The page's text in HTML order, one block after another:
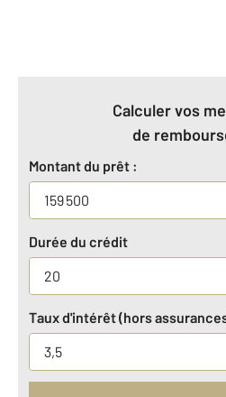
Calculer vos
de
Montant du prêt :
Durée du crédit
Taux d'intérêt (hors